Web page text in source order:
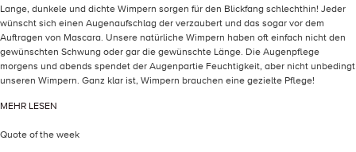
Lange, dunkele und dichte Wimpern sorgen für den Blickfang schlechthin! Jeder
wünscht sich einen Augenaufschlag der verzaubert und das sogar vor dem
Auftragen von Mascara. Unsere natürliche Wimpern haben oft einfach nicht den
gewünschten Schwung oder gar die gewünschte Länge. Die Augenpflege
morgens und abends spendet der Augenpartie Feuchtigkeit, aber nicht unbedingt
unseren Wimpern. Ganz klar ist, Wimpern brauchen eine gezielte Pflege!
MEHR LESEN
Quote of the week